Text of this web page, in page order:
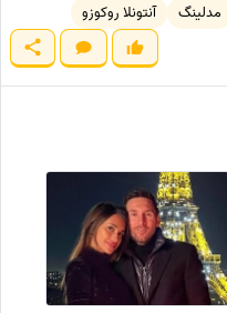
مدلینگ آنتونلا روکوزو